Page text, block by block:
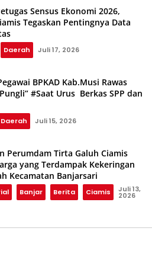
Sensus Ekonomi 2026,
Tegaskan Pentingnya Data
Daerah Juli 17, 2026
BPKAD Kab.Musi Rawas
#Saat Urus Berkas SPP dan
Daerah Juli 15, 2026
Perumdam Tirta Galuh Ciamis
yang Terdampak Kekeringan
Kecamatan Banjarsari
Banjar Berita Ciamis Juli 13,
2026